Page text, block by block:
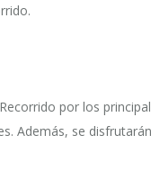
por los
Además, se